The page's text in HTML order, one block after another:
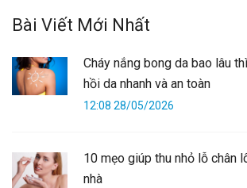
Bài Viết Mới Nhất
Cháy nắng bong da bao lâu
hồi da nhanh và an toàn
12:08 28/05/2026
10 mẹo giúp thu nhỏ lỗ chân
nhà